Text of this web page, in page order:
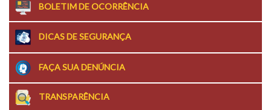
BOLETIM DE OCORRÊNCIA
DICAS DE SEGURANÇA
FAÇA SUA DENÚNCIA
TRANSPARÊNCIA